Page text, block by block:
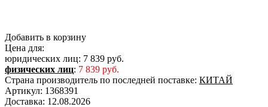
Добавить в корзину
Цена для:
юридических лиц: 7 839 руб.
физических лиц: 7 839 руб.
Страна производитель по последней поставке: КИТАЙ
Артикул: 1368391
Доставка: 12.08.2026